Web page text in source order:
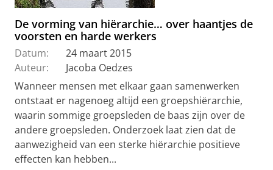
De vorming van hiërarchie… over haantjes de
voorsten en harde werkers
Datum:
24 maart 2015
Auteur:
Jacoba Oedzes
Wanneer mensen met elkaar gaan samenwerken
ontstaat er nagenoeg altijd een groepshiërarchie,
waarin sommige groepsleden de baas zijn over de
andere groepsleden. Onderzoek laat zien dat de
aanwezigheid van een sterke hiërarchie positieve
effecten kan hebben...